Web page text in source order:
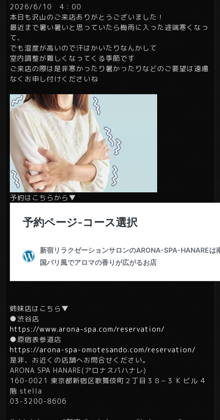
2026/6/10 4：00
本日も沢山のご来店ありがとうございました！
最近まで暑い暑いと思っていたら梅雨に入った途端寒くなっ
て、
でも湿度が高いので汗はかいたりなんかして
室内調整が難しくなってくる季節です
ご来店の際は是非寒かったり暑かったりなどのご要望は遠慮
なくお申し付けくださいね
予約はこちらから▼
姉妹店はこちら▼
●渋谷店
https://www.arona-spa.com/reservation/
●原宿表参道店
https://arona-spa-omotesando.com/reservation/
是非、お近くの店舗へお問合せください。
ARONA SPA HANARE(アロナスパハナレ)
160-0021 東京都新宿区歌舞伎町２丁目３８−３ K ビル 4
階 stella
03-3200-8606